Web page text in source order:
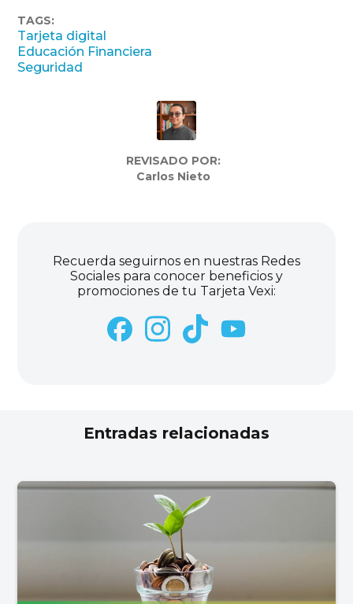
TAGS:
Tarjeta digital
Educación Financiera
Seguridad
REVISADO POR:
Carlos Nieto
Recuerda seguirnos en nuestras Redes
Sociales para conocer beneficios y
promociones de tu Tarjeta Vexi:
Entradas relacionadas